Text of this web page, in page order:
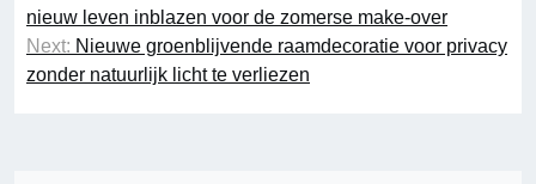
nieuw leven inblazen voor de zomerse make-over
Next: Nieuwe groenblijvende raamdecoratie voor privacy
zonder natuurlijk licht te verliezen